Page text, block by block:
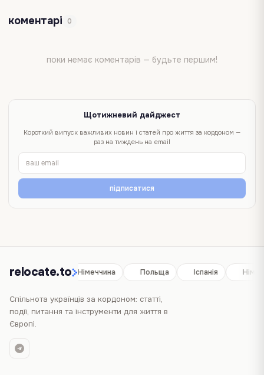
коментарі 0
поки немає коментарів — будьте першим!
Щотижневий дайджест
Короткий випуск важливих новин і статей про життя за кордоном —
раз на тиждень на email
підписатися
relocate.to
Іспанія Німеччина Польща Іспанія
Спільнота українців за кордоном: статті,
події, питання та інструменти для життя в
Європі.